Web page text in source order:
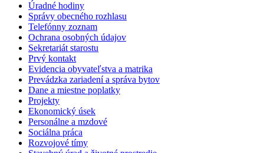
Úradné hodiny
Správy obecného rozhlasu
Telefónny zoznam
Ochrana osobných údajov
Sekretariát starostu
Prvý kontakt
Evidencia obyvateľstva a matrika
Prevádzka zariadení a správa bytov
Dane a miestne poplatky
Projekty
Ekonomický úsek
Personálne a mzdové
Sociálna práca
Rozvojové tímy